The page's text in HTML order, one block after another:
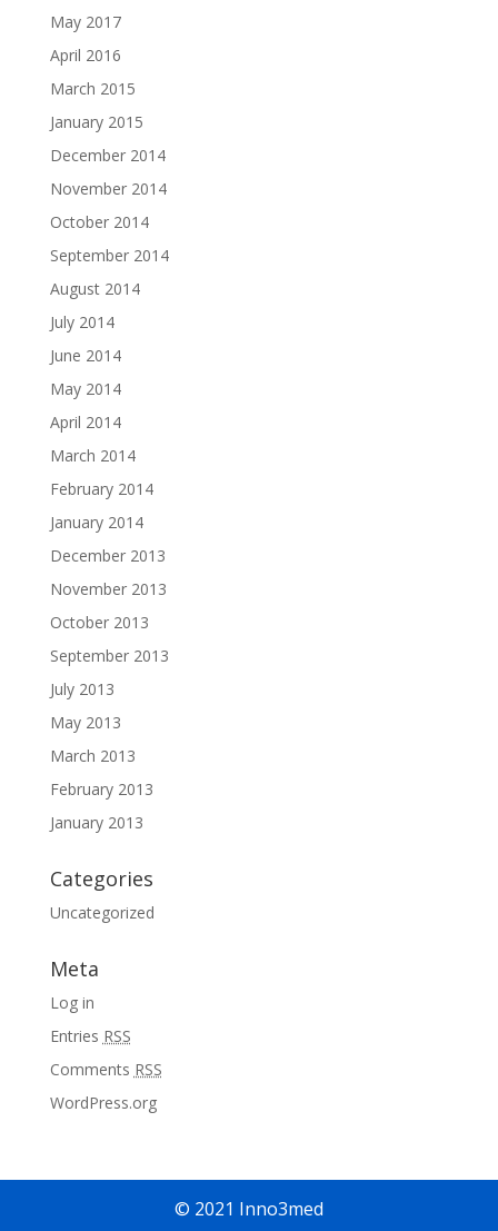
May 2017
April 2016
March 2015
January 2015
December 2014
November 2014
October 2014
September 2014
August 2014
July 2014
June 2014
May 2014
April 2014
March 2014
February 2014
January 2014
December 2013
November 2013
October 2013
September 2013
July 2013
May 2013
March 2013
February 2013
January 2013
Categories
Uncategorized
Meta
Log in
Entries RSS
Comments RSS
WordPress.org
© 2021 Inno3med